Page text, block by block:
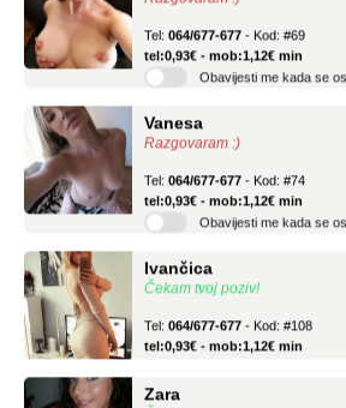
Tel: 064/677-677 - Kod: #69
tel:0,93€ - mob:1,12€ min
Obavijesti me kada se
Vanesa
Razgovaram :)
Tel: 064/677-677 - Kod: #74
tel:0,93€ - mob:1,12€ min
Obavijesti me kada se
Ivančica
Čekam tvoj poziv!
Tel: 064/677-677 - Kod: #108
tel:0,93€ - mob:1,12€ min
Zara